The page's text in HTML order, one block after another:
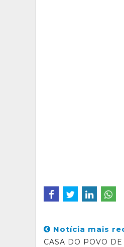
Notícia mais
CASA DO POVO